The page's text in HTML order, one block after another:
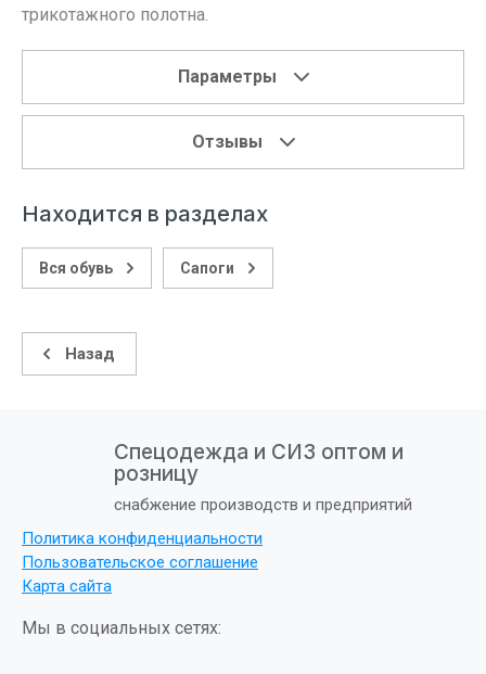
трикотажного полотна.
Параметры
Отзывы
Находится в разделах
Вся обувь Сапоги
Назад
Спецодежда и СИЗ оптом и
розницу
снабжение производств и предприятий
Политика конфиденциальности
Пользовательское соглашение
Карта сайта
Мы в социальных сетях: